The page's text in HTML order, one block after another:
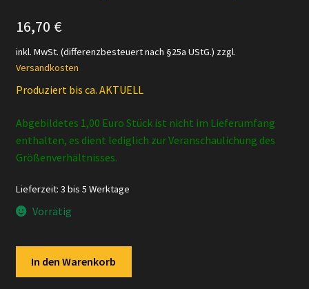
16,70 €
inkl. MwSt. (differenzbesteuert nach §25a UStG.) zzgl.
Versandkosten
Produziert bis ca. AKTUELL
Abgebildetes 1,00 Euro Stück ist nicht im Lieferumfang
enthalten, es dient lediglich zur Veranschaulichung des
Größenverhältnisses.
Lieferzeit: 3 bis 5 Werktage
Vorrätig
In den Warenkorb